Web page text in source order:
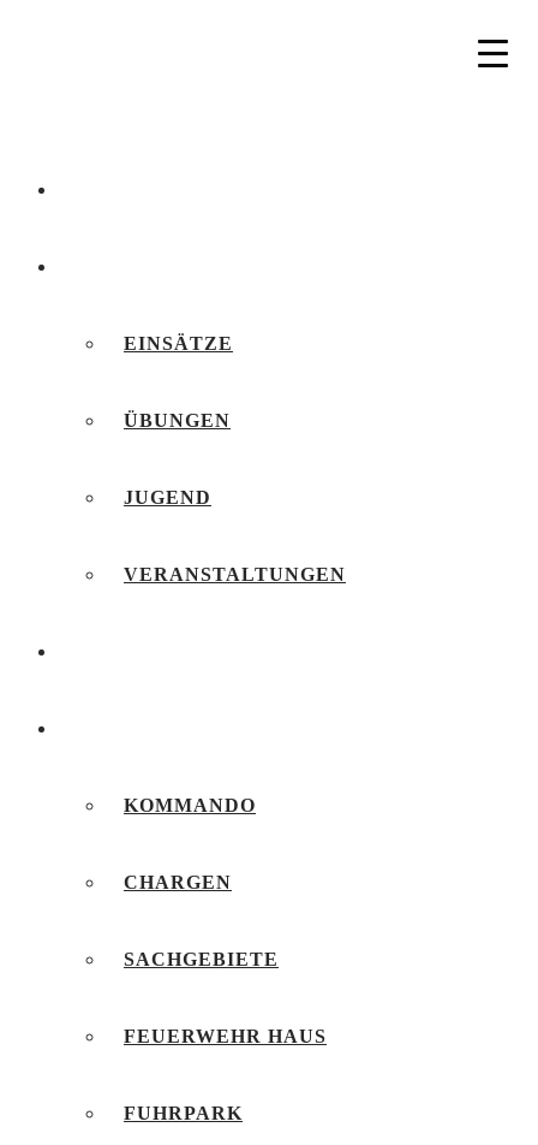
EINSÄTZE
ÜBUNGEN
JUGEND
VERANSTALTUNGEN
KOMMANDO
CHARGEN
SACHGEBIETE
FEUERWEHR HAUS
FUHRPARK